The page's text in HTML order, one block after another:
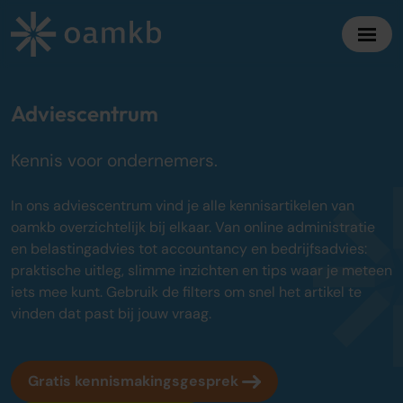
Adviescentrum
Kennis voor ondernemers.
In ons adviescentrum vind je alle kennisartikelen van
oamkb overzichtelijk bij elkaar. Van online administratie
en belastingadvies tot accountancy en bedrijfsadvies:
praktische uitleg, slimme inzichten en tips waar je meteen
iets mee kunt. Gebruik de filters om snel het artikel te
vinden dat past bij jouw vraag.
Gratis kennismakingsgesprek
Online Administratie
Belastingadvies
Accountancy
Zekerheid bij jaarrekening en cijfers
Strategisch advies voor groei
Over oamkb